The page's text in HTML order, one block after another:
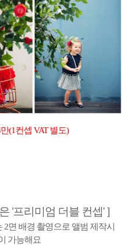
(1컨셉 VAT 별도)
'프리미엄 더블 컨셉' ]
2면 배경 촬영으로 앨범 제작시
가능해요